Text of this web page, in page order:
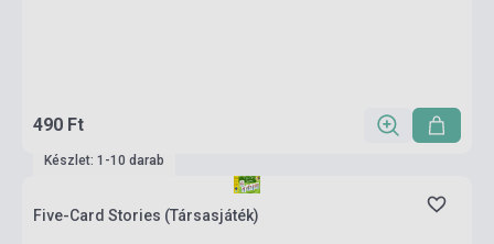
490 Ft
Készlet: 1-10 darab
Five-Card Stories (Társasjáték)